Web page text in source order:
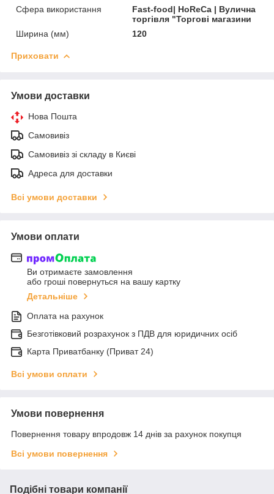
Сфера використання
Fast-food| HoReCa | Вулична
торгівля "Торгові магазини
Ширина (мм)
120
Приховати
Умови доставки
Нова Пошта
Самовивіз
Самовивіз зі складу в Києві
Адреса для доставки
Всі умови доставки
Умови оплати
Ви отримаєте замовлення
або гроші повернуться на вашу картку
Детальніше
Оплата на рахунок
Безготівковий розрахунок з ПДВ для юридичних осіб
Карта Приватбанку (Приват 24)
Всі умови оплати
Умови повернення
Повернення товару впродовж 14 днів за рахунок покупця
Всі умови повернення
Подібні товари компанії